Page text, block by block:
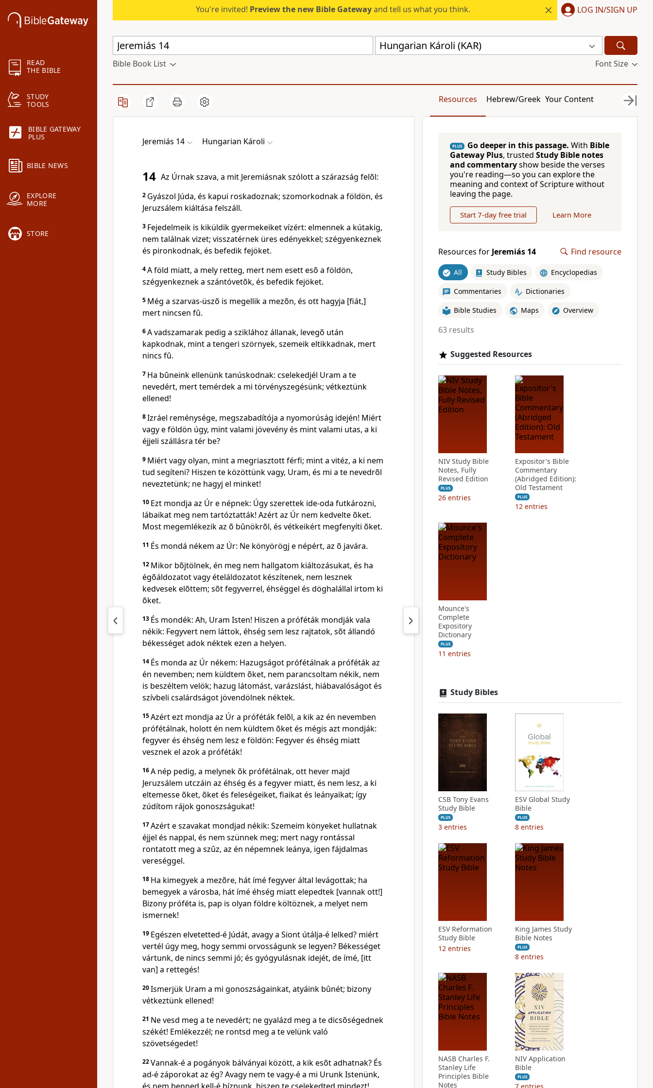
READ
THE BIBLE
STUDY
TOOLS
BIBLE GATEWAY
PLUS
BIBLE NEWS
EXPLORE
MORE
STORE
You're invited! Preview the new Bible Gatewayand tell us what you think. LOG IN/SIGN UP
Hungarian Károli (KAR)
Bible Book List Font Size
Resources Hebrew/Greek Your Content
Jeremiás 14 Hungarian Károli
14 Az Úrnak szava, a mit Jeremiásnak szólott a szárazság felõl:
2 Gyászol Júda, és kapui roskadoznak; szomorkodnak a földön, és
Jeruzsálem kiáltása felszáll.
3 Fejedelmeik is kiküldik gyermekeiket vízért: elmennek a kútakig,
nem találnak vizet; visszatérnek üres edényekkel; szégyenkeznek
és pironkodnak, és befedik fejöket.
4A föld miatt, a mely retteg, mert nem esett esõ a földön,
szégyenkeznek a szántóvetõk, és befedik fejöket.
5 Még a szarvas-üszõ is megellik a mezõn, és ott hagyja [fiát,]
mert nincsen fû.
6A vadszamarak pedig a sziklához állanak, levegõ után
kapkodnak, mint a tengeri szörnyek, szemeik eltikkadnak, mert
nincs fû.
7 Ha bûneink ellenünk tanúskodnak: cselekedjél Uram a te
nevedért, mert temérdek a mi törvényszegésünk; vétkeztünk
ellened!
8Izráel reménysége, megszabadítója a nyomorúság idején! Miért
vagy e földön úgy, mint valami jövevény és mint valami utas, a ki
éjjeli szállásra tér be?
9 Miért vagy olyan, mint a megriasztott férfi; mint a vitéz, a ki nem
tud segíteni? Hiszen te közöttünk vagy, Uram, és mi a te nevedrõl
neveztetünk; ne hagyj el minket!
10 Ezt mondja az Úr e népnek: Úgy szerettek ide-oda futkározni,
lábaikat meg nem tartóztatták! Azért az Úr nem kedvelte õket.
Most megemlékezik az õ bûnökrõl, és vétkeikért megfenyíti õket.
11 És mondá nékem az Úr: Ne könyörögj e népért, az õ javára.
12 Mikor bõjtölnek, én meg nem hallgatom kiáltozásukat, és ha
égõáldozatot vagy ételáldozatot készítenek, nem lesznek
kedvesek elõttem; sõt fegyverrel, éhséggel és döghalállal irtom ki
õket.
13 És mondék: Ah, Uram Isten! Hiszen a próféták mondják vala
nékik: Fegyvert nem láttok, éhség sem lesz rajtatok, sõt állandó
békességet adok néktek ezen a helyen.
14 És monda az Úr nékem: Hazugságot prófétálnak a próféták az
én nevemben; nem küldtem õket, nem parancsoltam nékik, nem
is beszéltem velök; hazug látomást, varázslást, hiábavalóságot és
szívbeli csalárdságot jövendölnek néktek.
15Azért ezt mondja az Úr a próféták felõl, a kik az én nevemben
prófétálnak, holott én nem küldtem õket és mégis azt mondják:
fegyver és éhség nem lesz e földön: Fegyver és éhség miatt
vesznek el azok a próféták!
16A nép pedig, a melynek õk prófétálnak, ott hever majd
Jeruzsálem utczáin az éhség és a fegyver miatt, és nem lesz, a ki
eltemesse õket, õket és feleségeiket, fiaikat és leányaikat; így
zúdítom rájok gonoszságukat!
17Azért e szavakat mondjad nékik: Szemeim könyeket hullatnak
éjjel és nappal, és nem szünnek meg; mert nagy rontással
rontatott meg a szûz, az én népemnek leánya, igen fájdalmas
vereséggel.
18 Ha kimegyek a mezõre, hát ímé fegyver által levágottak; ha
bemegyek a városba, hát ímé éhség miatt elepedtek [vannak ott!]
Bizony próféta is, pap is olyan földre költöznek, a melyet nem
ismernek!
19 Egészen elvetetted-é Júdát, avagy a Siont útálja-é lelked? miért
vertél úgy meg, hogy semmi orvosságunk se legyen? Békességet
vártunk, de nincs semmi jó; és gyógyulásnak idejét, de ímé, [itt
van] a rettegés!
20Ismerjük Uram a mi gonoszságainkat, atyáink bûnét; bizony
vétkeztünk ellened!
21 Ne vesd meg a te nevedért; ne gyalázd meg a te dicsõségednek
székét! Emlékezzél; ne rontsd meg a te velünk való
szövetségedet!
22Vannak-é a pogányok bálványai között, a kik esõt adhatnak? És
ad-é záporokat az ég? Avagy nem te vagy-é a mi Urunk Istenünk,
PLUS Go deeper in this passage. With Bible
Gateway Plus, trusted Study Bible notes
and commentaryshow beside the verses
you're reading—so you can explore the
meaning and context of Scripture without
leaving the page.
Start 7-day free trial Learn More
Resources for Jeremiás 14 Find resource
All Study Bibles Encyclopedias
Commentaries Dictionaries
Bible Studies Maps Overview
63 results
Suggested Resources
NIV Study Bible
Notes, Fully
Revised Edition
PLUS
26 entries
Expositor's Bible
Commentary
(Abridged Edition):
Old Testament
PLUS
12 entries
Mounce's
Complete
Expository
Dictionary
PLUS
11 entries
Study Bibles
CSB Tony Evans
Study Bible
PLUS
3 entries
ESV Global Study
Bible
PLUS
8 entries
ESV Reformation
Study Bible
12 entries
King James Study
Bible Notes
PLUS
8 entries
NASB Charles F.
Stanley Life
Principles Bible
Notes
NIV Application
Bible
PLUS